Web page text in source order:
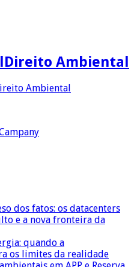
Direito Ambiental
dos fatos: os datacenters
e a nova fronteira da
quando a
os limites da realidade